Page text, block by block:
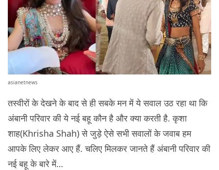
asianetnews
तस्वीरों के देखने के बाद से ही सबके मन में ये सवाल उठ रहा था कि
अंबानी परिवार की ये नई बहू कौन है और क्या करती है. कृशा
शाह(Khrisha Shah) से जुड़े ऐसे सभी सवालों के जवाब हम
आपके लिए लेकर आए हैं. चलिए मिलकर जानते हैं अंबानी परिवार की
नई बहू के बारे में…